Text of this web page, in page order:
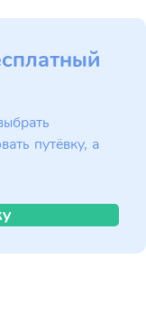
путёвку, а